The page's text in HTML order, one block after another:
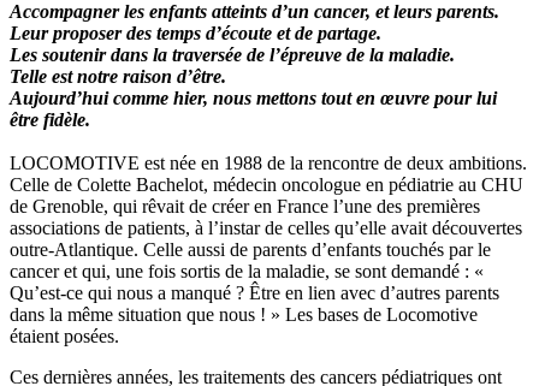
Accompagner les enfants atteints d’un cancer, et leurs parents.
Leur proposer des temps d’écoute et de partage.
Les soutenir dans la traversée de l’épreuve de la maladie.
Telle est notre raison d’être.
Aujourd’hui comme hier, nous mettons tout en œuvre pour lui
être fidèle.
LOCOMOTIVE est née en 1988 de la rencontre de deux ambitions.
Celle de Colette Bachelot, médecin oncologue en pédiatrie au CHU
de Grenoble, qui rêvait de créer en France l’une des premières
associations de patients, à l’instar de celles qu’elle avait découvertes
outre-Atlantique. Celle aussi de parents d’enfants touchés par le
cancer et qui, une fois sortis de la maladie, se sont demandé : «
Qu’est-ce qui nous a manqué ? Être en lien avec d’autres parents
dans la même situation que nous ! » Les bases de Locomotive
étaient posées.
Ces dernières années, les traitements des cancers pédiatriques ont